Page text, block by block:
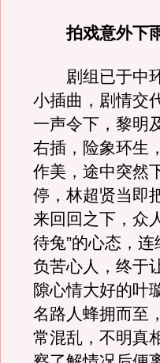
拍戏意外下雨
剧组已于中环
小插曲，剧情交
一声令下，黎明
右插，险象环生
作美，途中突然
停，林超贤当即
来回回之下，众
待兔”的心态，
负苦心人，终于
隙心情大好的叶
名路人蜂拥而至
常混乱，不明真